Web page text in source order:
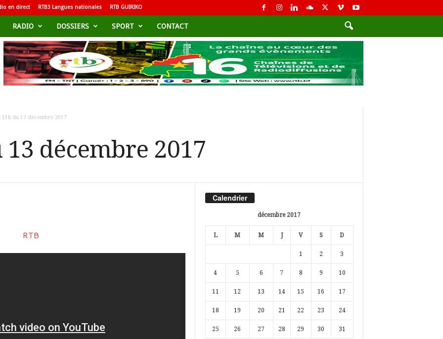
en direct RTB3 Langues nationales RTB GUIRIKO
RADIO DOSSIERS SPORT CONTACT
19h du 13 décembre 2017
13 décembre 2017
Calendrier
décembre 2017
L M M J V S D
1 2 3
4 5 6 7 8 9 10
11 12 13 14 15 16 17
18 19 20 21 22 23 24
25 26 27 28 29 30 31